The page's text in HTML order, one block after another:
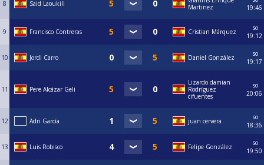
8 Said Laoukili
Martinez
19:46
9 Francisco Contreras Cristian Márquez
so
19:12
10 Jordi Carro Daniel González
so
19:17
11 Pere Alcázar Geli
Lizardo damian
Rodríguez
cifuentes
so
20:06
12 Adri García juan cervera
so
18:36
13 Luis Robisco Felipe González
so
19:50